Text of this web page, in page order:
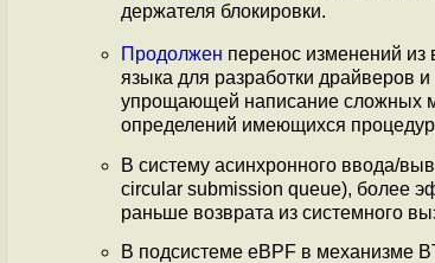
держателя блокировки.
Продолжен перенос изменений из
языка для разработки драйверов
упрощающей написание сложных
определений имеющихся
В систему асинхронного ввода/
circular submission queue), более
раньше возврата из системного
В подсистеме eBPF в механизме